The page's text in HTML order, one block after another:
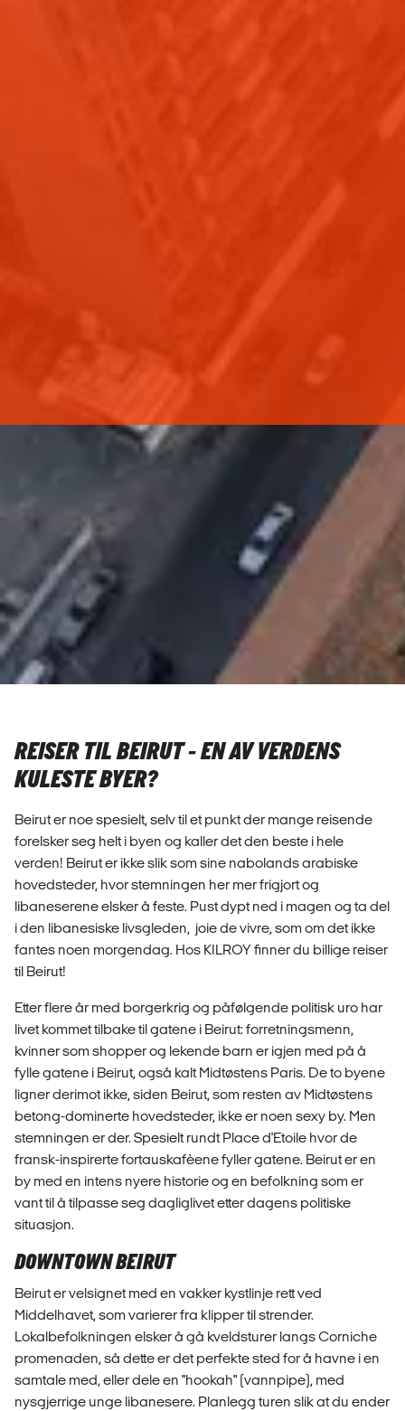
REISER TIL BEIRUT - EN AV VERDENS
KULESTE BYER?
Beirut er noe spesielt, selv til et punkt der mange reisende
forelsker seg helt i byen og kaller det den beste i hele
verden! Beirut er ikke slik som sine nabolands arabiske
hovedsteder, hvor stemningen her mer frigjort og
libaneserene elsker å feste. Pust dypt ned i magen og ta del
i den libanesiske livsgleden, joie de vivre, som om det ikke
fantes noen morgendag. Hos KILROY finner du billige reiser
til Beirut!
Etter flere år med borgerkrig og påfølgende politisk uro har
livet kommet tilbake til gatene i Beirut: forretningsmenn,
kvinner som shopper og lekende barn er igjen med på å
fylle gatene i Beirut, også kalt Midtøstens Paris. De to byene
ligner derimot ikke, siden Beirut, som resten av Midtøstens
betong-dominerte hovedsteder, ikke er noen sexy by. Men
stemningen er der. Spesielt rundt Place d'Etoile hvor de
fransk-inspirerte fortauskafèene fyller gatene. Beirut er en
by med en intens nyere historie og en befolkning som er
vant til å tilpasse seg dagliglivet etter dagens politiske
situasjon.
DOWNTOWN BEIRUT
Beirut er velsignet med en vakker kystlinje rett ved
Middelhavet, som varierer fra klipper til strender.
Lokalbefolkningen elsker å gå kveldsturer langs Corniche
promenaden, så dette er det perfekte sted for å havne i en
samtale med, eller dele en "hookah" (vannpipe), med
nysgjerrige unge libanesere. Planlegg turen slik at du ender